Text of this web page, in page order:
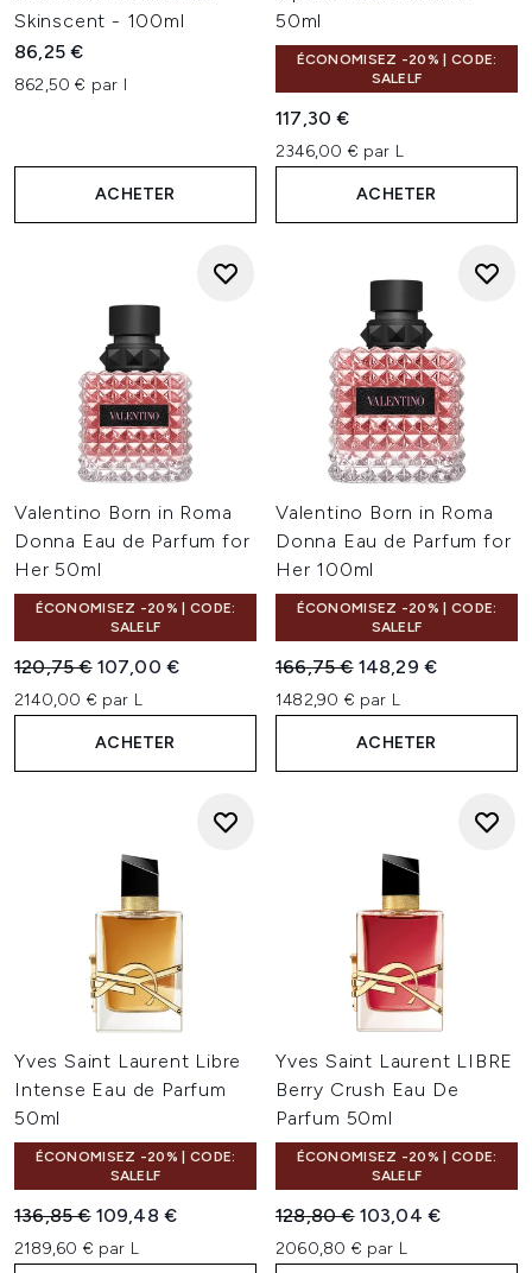
Skinscent - 100ml
86,25 €
862,50 € par l
ACHETER
50ml
ÉCONOMISEZ -20% | CODE:
SALELF
117,30 €
2346,00 € par L
ACHETER
Valentino Born in Roma
Donna Eau de Parfum for
Her 50ml
ÉCONOMISEZ -20% | CODE:
SALELF
Prix de vente :
120,75 € Prix ​​actuel :
107,00 €
2140,00 € par L
ACHETER
Valentino Born in Roma
Donna Eau de Parfum for
Her 100ml
ÉCONOMISEZ -20% | CODE:
SALELF
Prix de vente :
166,75 € Prix ​​actuel :
148,29 €
1482,90 € par L
ACHETER
Yves Saint Laurent Libre
Intense Eau de Parfum
50ml
ÉCONOMISEZ -20% | CODE:
SALELF
Prix de vente :
136,85 € Prix ​​actuel :
109,48 €
2189,60 € par L
Yves Saint Laurent LIBRE
Berry Crush Eau De
Parfum 50ml
ÉCONOMISEZ -20% | CODE:
SALELF
Prix de vente :
128,80 € Prix ​​actuel :
103,04 €
2060,80 € par L